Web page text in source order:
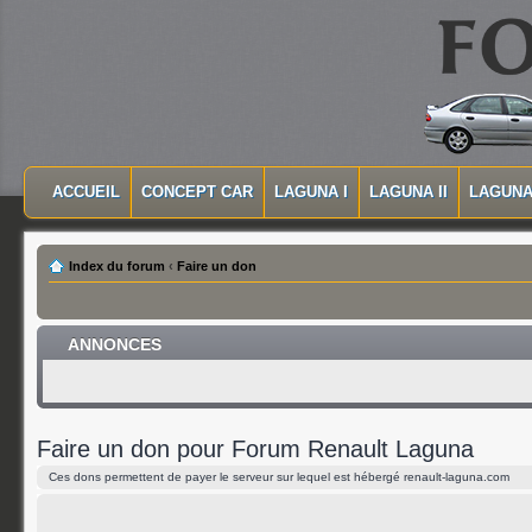
MENU PRINCIPAL
ACCUEIL CONCEPT CAR LAGUNA I LAGUNA II
Index du forum ‹ Faire un don
ANNONCES
Faire un don pour Forum Renault Laguna
Ces dons permettent de payer le serveur sur lequel est hébergé renault-laguna.com